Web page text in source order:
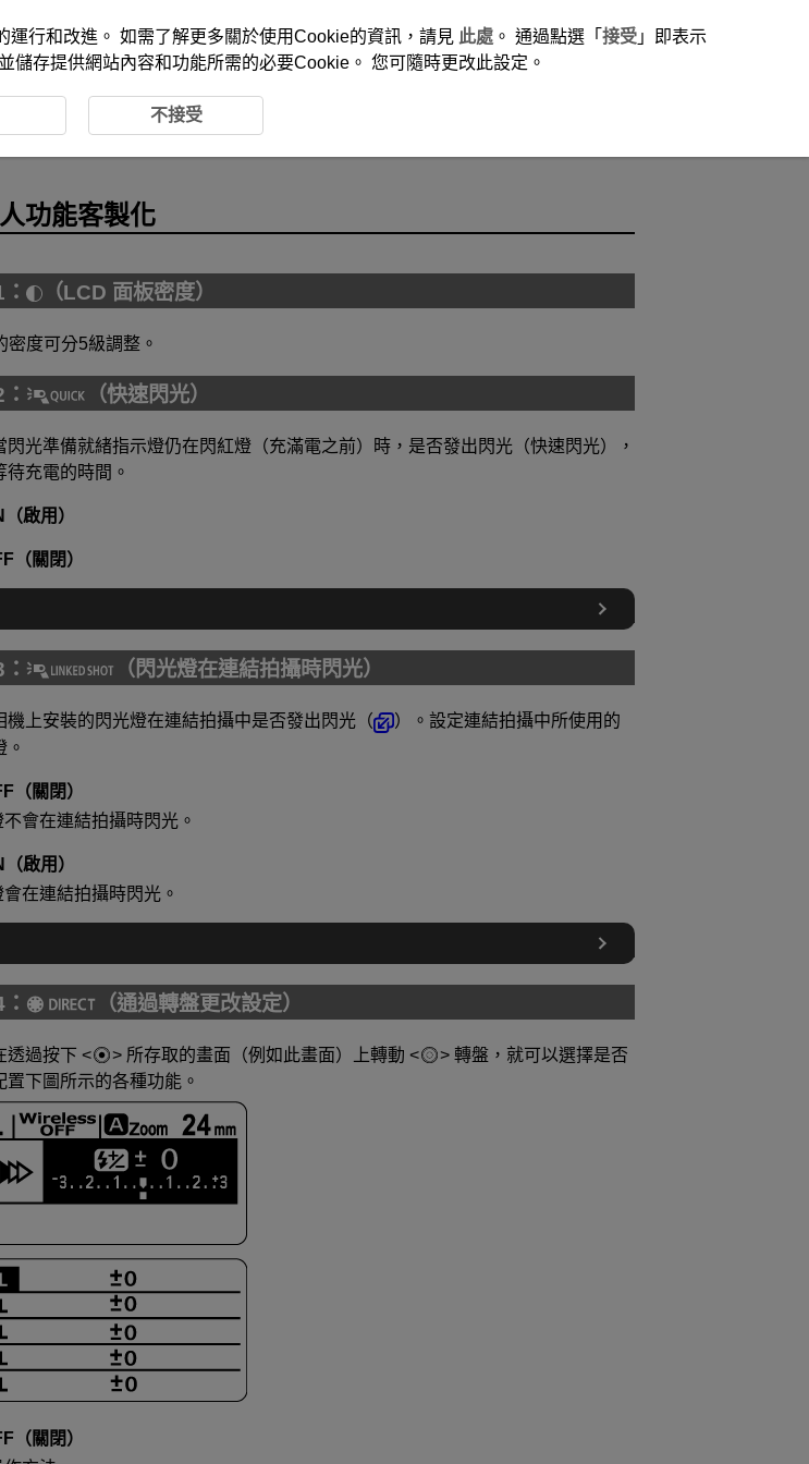
功能客製化
（LCD 面板密度）
密度可分5級調整。
（快速閃光）
閃光準備就緒指示燈仍在閃紅燈（充滿電之前）時，是否發出閃光（快速閃光），
待充電的時間。
啟用）
（關閉）
（閃光燈在連結拍攝時閃光）
機上安裝的閃光燈在連結拍攝中是否發出閃光（
）。設定連結拍攝中所使用的
。
（關閉）
不會在連結拍攝時閃光。
啟用）
會在連結拍攝時閃光。
（通過轉盤更改設定）
透過按下 所存取的畫面（例如此畫面）上轉動
轉盤，就可以選擇是否
置下圖所示的各種功能。
（關閉）
行和改進。 如需了解更多關於使用Cookie的資訊，請見 此處 。 通過點選「 接受 」即表示
儲存提供網站內容和功能所需的必要Cookie。 您可隨時更改此設定。
不接受